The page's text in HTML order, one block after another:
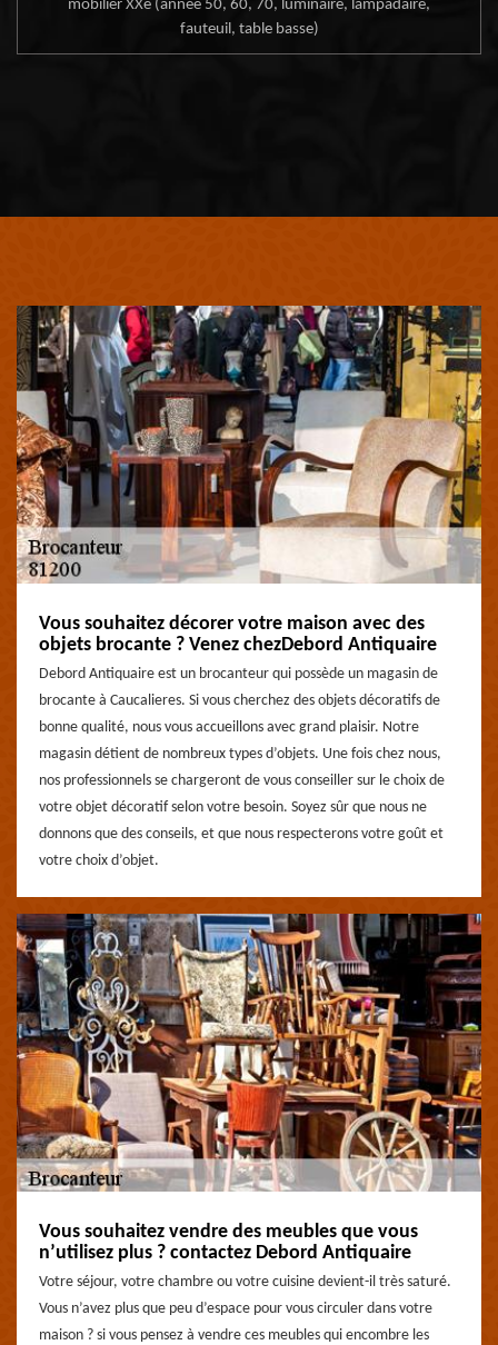
mobilier XXe (année 50, 60, 70, luminaire, lampadaire,
fauteuil, table basse)
Vous souhaitez décorer votre maison avec des
objets brocante ? Venez chezDebord Antiquaire
Debord Antiquaire est un brocanteur qui possède un magasin de
brocante à Caucalieres. Si vous cherchez des objets décoratifs de
bonne qualité, nous vous accueillons avec grand plaisir. Notre
magasin détient de nombreux types d’objets. Une fois chez nous,
nos professionnels se chargeront de vous conseiller sur le choix de
votre objet décoratif selon votre besoin. Soyez sûr que nous ne
donnons que des conseils, et que nous respecterons votre goût et
votre choix d’objet.
Vous souhaitez vendre des meubles que vous
n’utilisez plus ? contactez Debord Antiquaire
Votre séjour, votre chambre ou votre cuisine devient-il très saturé.
Vous n’avez plus que peu d’espace pour vous circuler dans votre
maison ? si vous pensez à vendre ces meubles qui encombre les